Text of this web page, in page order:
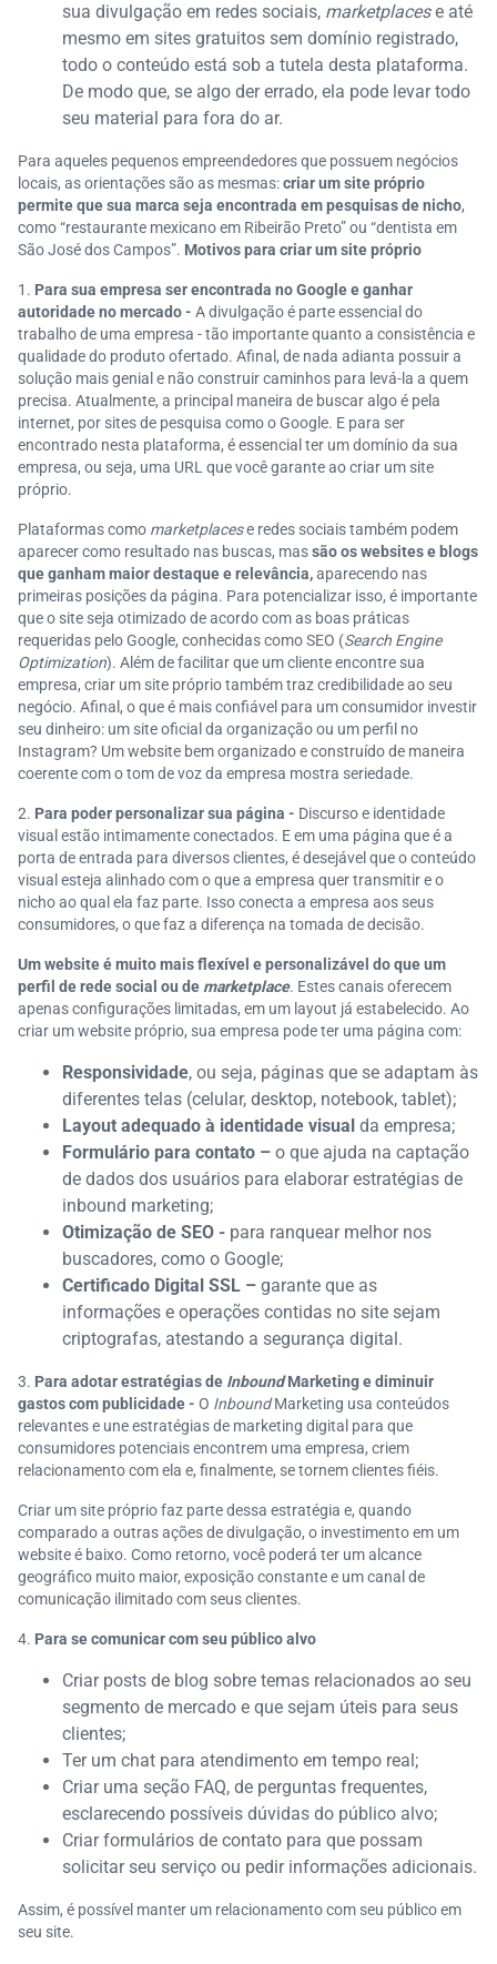
sua divulgação em redes sociais, marketplacese até
mesmo em sites gratuitos sem domínio registrado,
todo o conteúdo está sob a tutela desta plataforma.
De modo que, se algo der errado, ela pode levar todo
seu material para fora do ar.
Para aqueles pequenos empreendedores que possuem negócios
locais, as orientações são as mesmas:criar um site próprio
permite que sua marca seja encontrada em pesquisas de nicho,
como “restaurante mexicano em Ribeirão Preto” ou “dentista em
São José dos Campos”. Motivos para criar um site próprio
Para sua empresa ser encontrada no Google e ganhar
autoridade no mercado - A divulgação é parte essencial do
trabalho de uma empresa - tão importante quanto a consistência e
qualidade do produto ofertado. Afinal, de nada adianta possuir a
solução mais genial e não construir caminhos para levá-la a quem
precisa. Atualmente, a principal maneira de buscar algo é pela
internet, por sites de pesquisa como o Google. E para ser
encontrado nesta plataforma, é essencial ter um domínio da sua
empresa, ou seja, uma URL que você garante ao criar um site
próprio.
Plataformas como marketplacese redes sociais também podem
aparecer como resultado nas buscas, massão os websites e blogs
que ganham maior destaque e relevância,aparecendo nas
primeiras posições da página. Para potencializar isso, é importante
que o site seja otimizado de acordo com as boas práticas
requeridas pelo Google, conhecidas como SEO (Search Engine
Optimization). Além de facilitar que um cliente encontre sua
empresa, criar um site próprio também traz credibilidade ao seu
negócio. Afinal, o que é mais confiável para um consumidor investir
seu dinheiro: um site oficial da organização ou um perfil no
Instagram? Um website bem organizado e construído de maneira
coerente com o tom de voz da empresa mostra seriedade.
Para poder personalizar sua página - Discurso e identidade
visual estão intimamente conectados. E em uma página que é a
porta de entrada para diversos clientes, é desejável que o conteúdo
visual esteja alinhado com o que a empresa quer transmitir e o
nicho ao qual ela faz parte. Isso conecta a empresa aos seus
consumidores, o que faz a diferença na tomada de decisão.
Um website é muito mais flexível e personalizável do que um
perfil de rede social ou de marketplace. Estes canais oferecem
apenas configurações limitadas, em um layout já estabelecido. Ao
criar um website próprio, sua empresa pode ter uma página com:
Responsividade, ou seja, páginas que se adaptam às
diferentes telas (celular, desktop, notebook, tablet);
Layout adequado à identidade visual da empresa;
Formulário para contato – o que ajuda na captação
de dados dos usuários para elaborar estratégias de
inbound marketing;
Otimização de SEO - para ranquear melhor nos
buscadores, como o Google;
Certificado Digital SSL – garante que as
informações e operações contidas no site sejam
criptografas, atestando a segurança digital.
Para adotar estratégias de InboundMarketing e diminuir
gastos com publicidade - O InboundMarketing usa conteúdos
relevantes e une estratégias de marketing digital para que
consumidores potenciais encontrem uma empresa, criem
relacionamento com ela e, finalmente, se tornem clientes fiéis.
Criar um site próprio faz parte dessa estratégia e, quando
comparado a outras ações de divulgação, o investimento em um
website é baixo. Como retorno, você poderá ter um alcance
geográfico muito maior, exposição constante e um canal de
comunicação ilimitado com seus clientes.
Para se comunicar com seu público alvo
Criar posts de blog sobre temas relacionados ao seu
segmento de mercado e que sejam úteis para seus
clientes;
Ter um chat para atendimento em tempo real;
Criar uma seção FAQ, de perguntas frequentes,
esclarecendo possíveis dúvidas do público alvo;
Criar formulários de contato para que possam
solicitar seu serviço ou pedir informações adicionais.
Assim, é possível manter um relacionamento com seu público em
seu site.